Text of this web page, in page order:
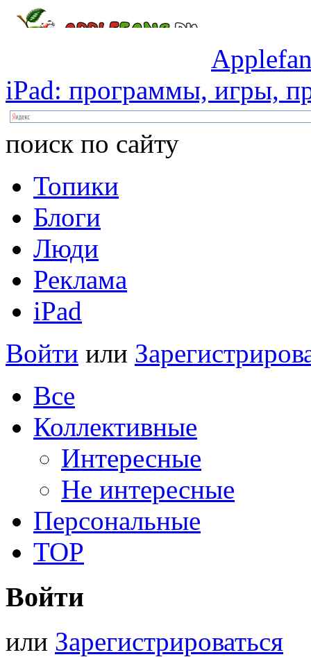
iPad: программы, игры,
поиск по сайту
Топики
Блоги
Люди
Реклама
iPad
Войти или
Все
Коллективные
Интересные
Не интересные
Персональные
TOP
Войти
или Зарегистрироваться